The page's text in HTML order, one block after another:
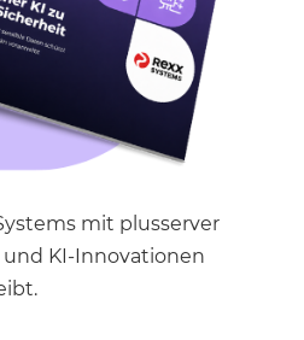
mit plusserver
KI-Innovationen